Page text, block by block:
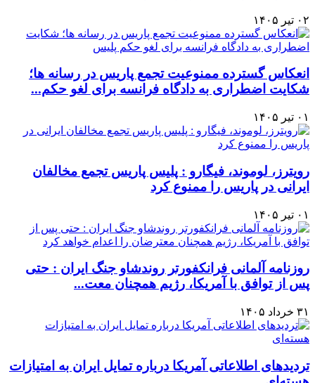
۰۲ تیر ۱۴۰۵
انعکاس گسترده ممنوعیت تجمع پاریس در رسانه ها؛
شکایت اضطراری به دادگاه فرانسه برای لغو حکم...
۰۱ تیر ۱۴۰۵
رویترز، لوموند، فیگارو : پلیس پاریس تجمع مخالفان
ایرانی در پاریس را ممنوع کرد
۰۱ تیر ۱۴۰۵
روزنامه آلمانی فرانکفورتر روندشاو جنگ ایران : حتی
پس از توافق با آمریکا، رژیم همچنان معت...
۳۱ خرداد ۱۴۰۵
تردیدهای اطلاعاتی آمریکا درباره تمایل ایران به امتیازات